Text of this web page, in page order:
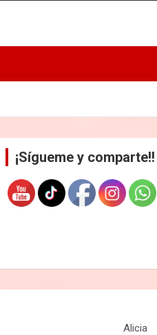
¡Sígueme y comparte!!
Alicia